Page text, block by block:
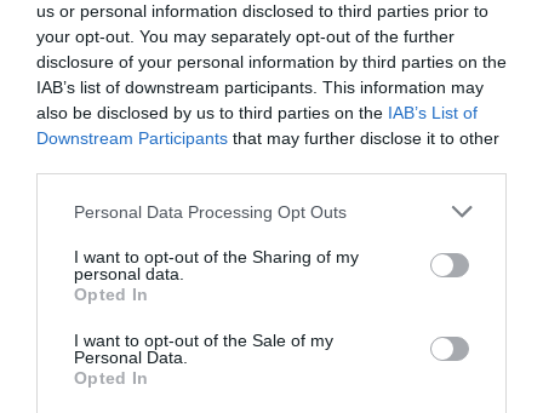
us or personal information disclosed to third parties prior to
your opt-out. You may separately opt-out of the further
disclosure of your personal information by third parties on the
IAB’s list of downstream participants. This information may
also be disclosed by us to third parties on the IAB’s List of
Downstream Participants that may further disclose it to other
Please note that this website/app uses one or more Google
not limited to your visit or usage behaviour. You may click to
grant or deny consent to Google and its third-party tags to
use your data for below specified purposes in below Google
consent section.
Personal Data Processing Opt Outs
I want to opt-out of the Sharing of my
personal data.
Opted In
I want to opt-out of the Sale of my
Personal Data.
Opted In
TATA ELBŰVÖLŐ LÁTVÁNYOSSÁGAI,
AMIKÉRT ÉRDEMES MEGNÉZNI
2026. augusztus 08| Promóció
2026. augusztus 07| Mindenki ügye
DIGITÁLIS TANULÁS ELŐNYEI
Promóció